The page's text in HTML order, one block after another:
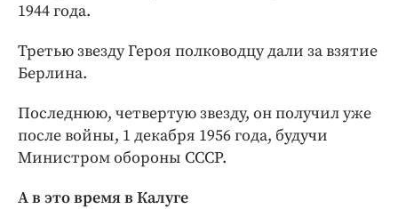
1944 года.
Третью звезду Героя полководцу дали за взятие
Берлина.
Последнюю, четвертую звезду, он получил уже
после войны, 1 декабря 1956 года, будучи
Министром обороны СССР.
А в это время в Калуге